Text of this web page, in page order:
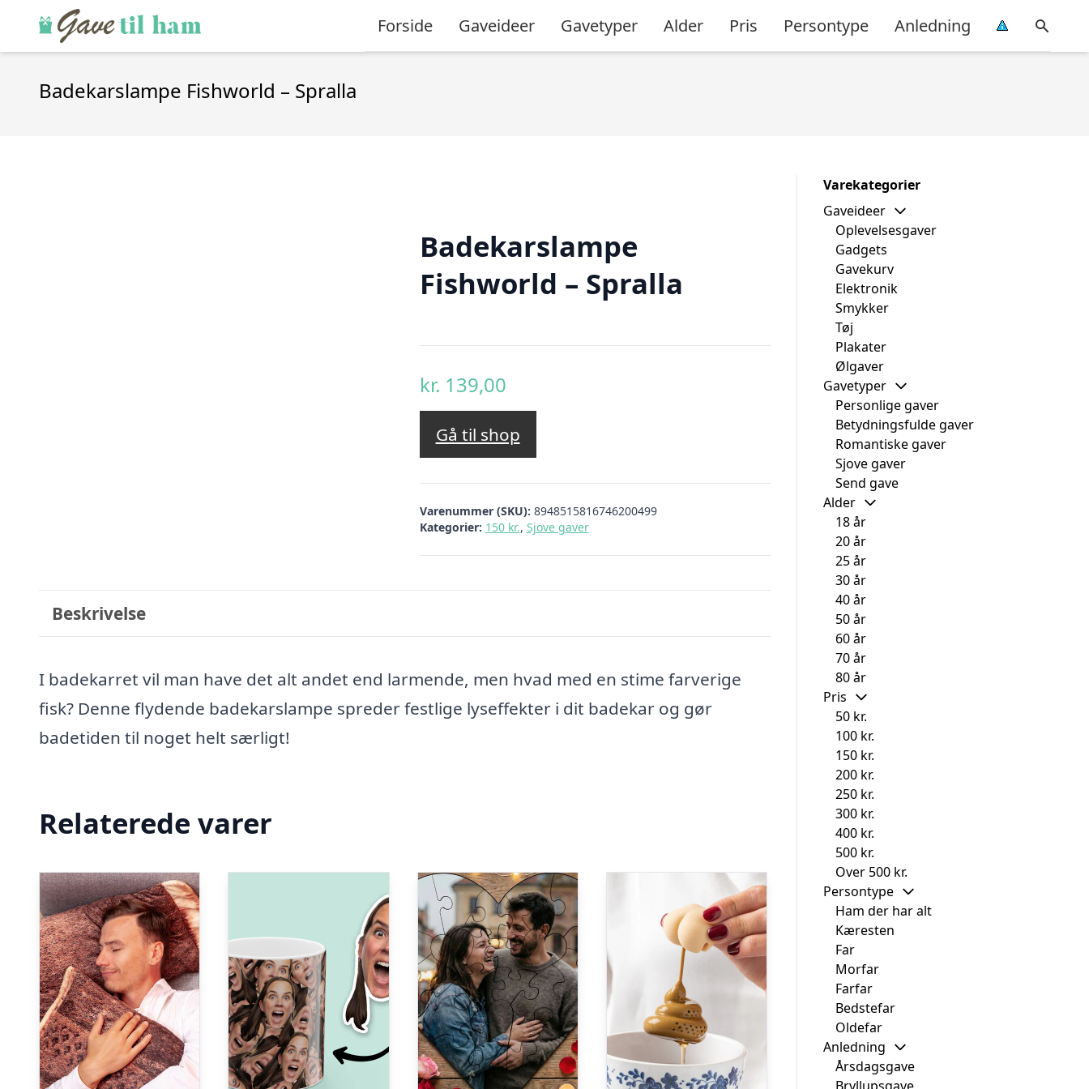
Forside Gaveideer Gavetyper Alder Pris Persontype Anledning
Badekarslampe Fishworld – Spralla
Badekarslampe
Fishworld – Spralla
kr. 139,00
Gå til shop
Varenummer (SKU): 8948515816746200499
Kategorier: 150 kr., Sjove gaver
Beskrivelse
I badekarret vil man have det alt andet end larmende, men hvad med en stime farverige
fisk? Denne flydende badekarslampe spreder festlige lyseffekter i dit badekar og gør
badetiden til noget helt særligt!
Relaterede varer
Varekategorier
Gaveideer
Oplevelsesgaver
Gadgets
Gavekurv
Elektronik
Smykker
Tøj
Plakater
Ølgaver
Gavetyper
Personlige gaver
Betydningsfulde gaver
Romantiske gaver
Sjove gaver
Send gave
Alder
18 år
20 år
25 år
30 år
40 år
50 år
60 år
70 år
80 år
Pris
50 kr.
100 kr.
150 kr.
200 kr.
250 kr.
300 kr.
400 kr.
500 kr.
Over 500 kr.
Persontype
Ham der har alt
Kæresten
Far
Morfar
Farfar
Bedstefar
Oldefar
Anledning
Årsdagsgave